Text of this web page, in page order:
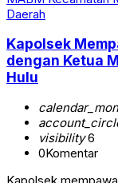
Daerah
Kapolsek
dengan Ketua
Hulu
visibility6
0Komentar